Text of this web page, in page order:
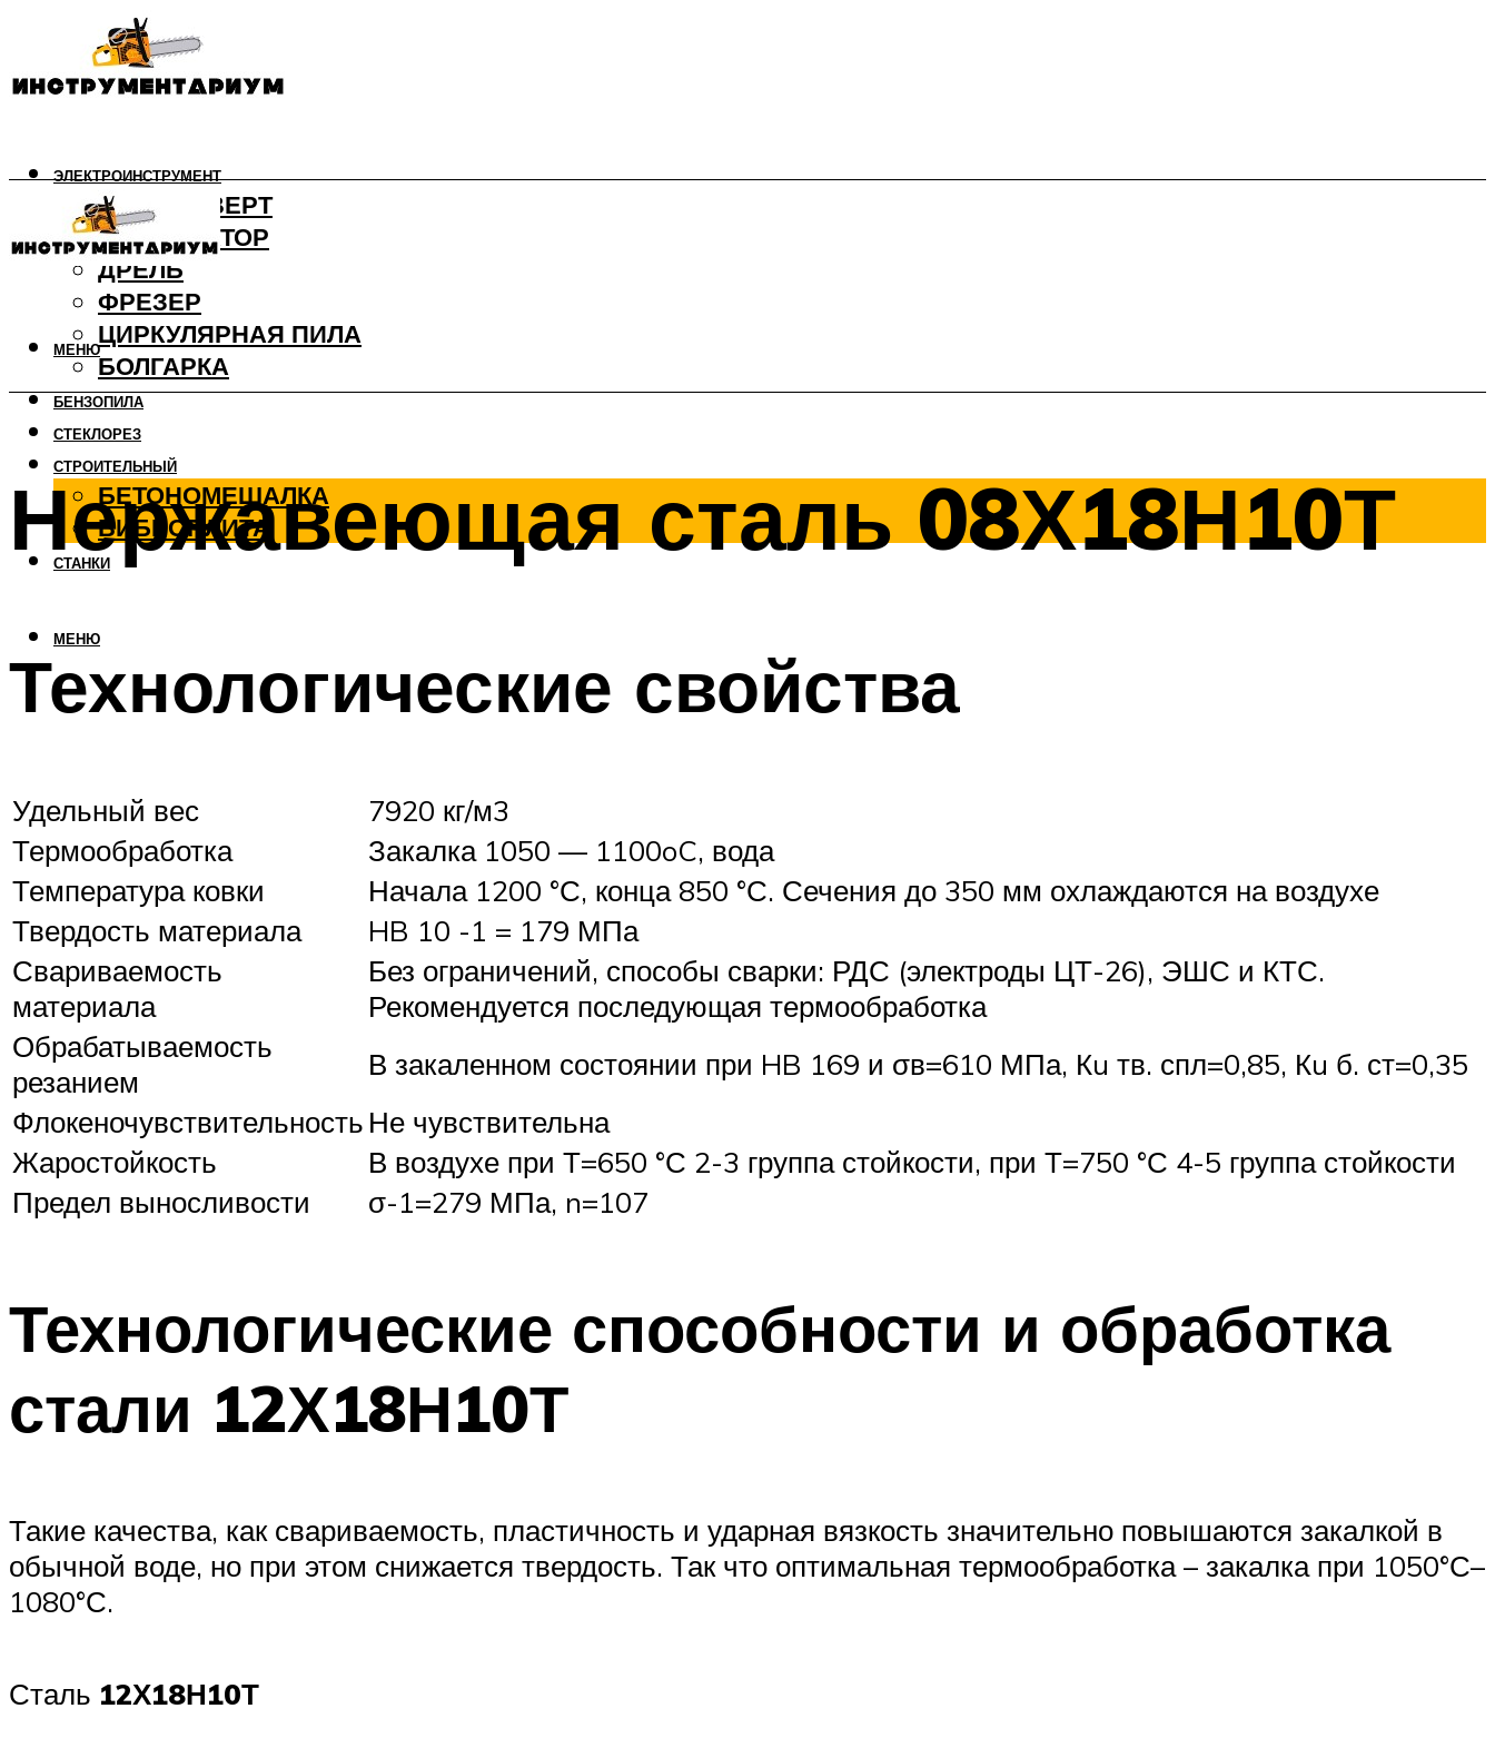
ЭЛЕКТРОИНСТРУМЕНТ
ШУРУПОВЕРТ
ПЕРФОРАТОР
ДРЕЛЬ
ФРЕЗЕР
ЦИРКУЛЯРНАЯ ПИЛА
БОЛГАРКА
БЕНЗОПИЛА
СТЕКЛОРЕЗ
СТРОИТЕЛЬНЫЙ
БЕТОНОМЕШАЛКА
ВИБРОПЛИТА
СТАНКИ
МЕНЮ
МЕНЮ
Нержавеющая сталь 08Х18Н10Т
Технологические свойства
Удельный вес
7920 кг/м3
Термообработка
Закалка 1050 — 1100oC, вода
Температура ковки
Начала 1200 °С, конца 850 °С. Сечения до 350 мм охлаждаются на воздухе
Твердость материала
HB 10 -1 = 179 МПа
Свариваемость
материала
Без ограничений, способы сварки: РДС (электроды ЦТ-26), ЭШС и КТС.
Рекомендуется последующая термообработка
Обрабатываемость
резанием
В закаленном состоянии при HB 169 и σв=610 МПа, Кu тв. спл=0,85, Кu б. ст=0,35
Флокеночувствительность Не чувствительна
Жаростойкость
В воздухе при Т=650 °С 2-3 группа стойкости, при Т=750 °С 4-5 группа стойкости
Предел выносливости
σ-1=279 МПа, n=107
Технологические способности и обработка
стали 12Х18Н10Т
Такие качества, как свариваемость, пластичность и ударная вязкость значительно повышаются закалкой в
обычной воде, но при этом снижается твердость. Так что оптимальная термообработка – закалка при 1050°С–
1080°С.
Сталь 12Х18Н10Т